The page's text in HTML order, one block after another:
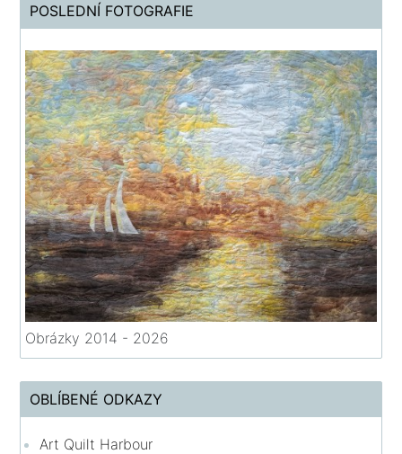
POSLEDNÍ FOTOGRAFIE
Obrázky 2014 - 2026
OBLÍBENÉ ODKAZY
Art Quilt Harbour